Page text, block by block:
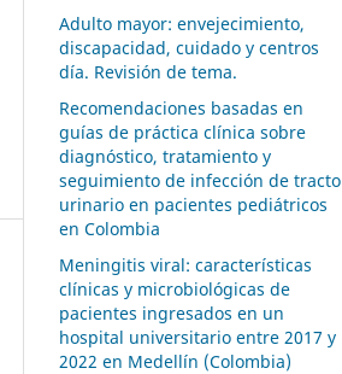
Adulto mayor: envejecimiento,
discapacidad, cuidado y centros
día. Revisión de tema.
Recomendaciones basadas en
guías de práctica clínica sobre
diagnóstico, tratamiento y
seguimiento de infección de tracto
urinario en pacientes pediátricos
en Colombia
Meningitis viral: características
clínicas y microbiológicas de
pacientes ingresados en un
hospital universitario entre 2017 y
2022 en Medellín (Colombia)